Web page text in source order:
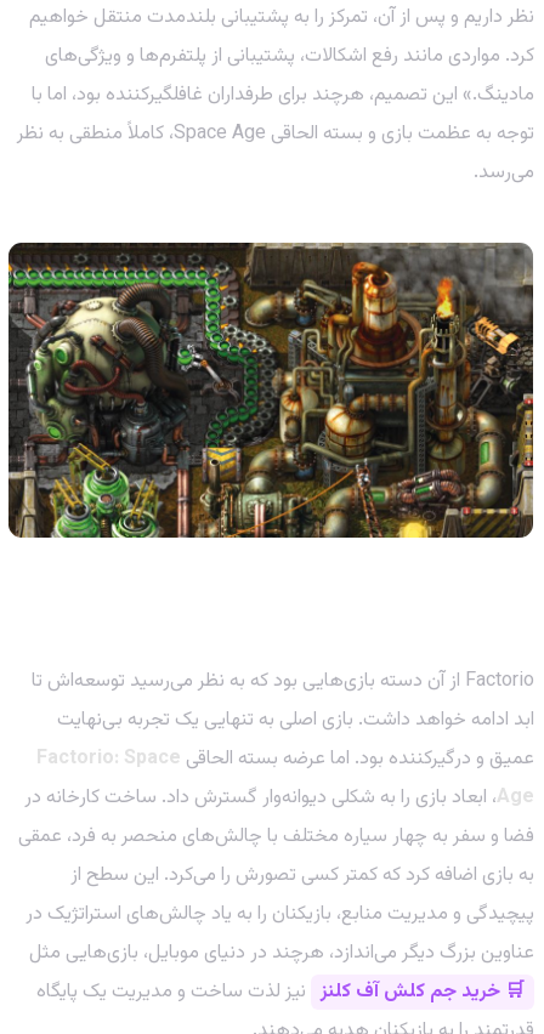
نظر داریم و پس از آن، تمرکز را به پشتیبانی بلندمدت منتقل خواهیم
کرد. مواردی مانند رفع اشکالات، پشتیبانی از پلتفرم‌ها و ویژگی‌های
مادینگ.» این تصمیم، هرچند برای طرفداران غافلگیرکننده بود، اما با
توجه به عظمت بازی و بسته الحاقی Space Age، کاملاً منطقی به نظر
می‌رسد.
Factorio از آن دسته بازی‌هایی بود که به نظر می‌رسید توسعه‌اش تا
ابد ادامه خواهد داشت. بازی اصلی به تنهایی یک تجربه بی‌نهایت
عمیق و درگیرکننده بود. اما عرضه بسته الحاقی Factorio: Space
Age، ابعاد بازی را به شکلی دیوانه‌وار گسترش داد. ساخت کارخانه در
فضا و سفر به چهار سیاره مختلف با چالش‌های منحصر به فرد، عمقی
به بازی اضافه کرد که کمتر کسی تصورش را می‌کرد. این سطح از
پیچیدگی و مدیریت منابع، بازیکنان را به یاد چالش‌های استراتژیک در
عناوین بزرگ دیگر می‌اندازد، هرچند در دنیای موبایل، بازی‌هایی مثل
🛒 خرید جم کلش آف کلنز نیز لذت ساخت و مدیریت یک پایگاه